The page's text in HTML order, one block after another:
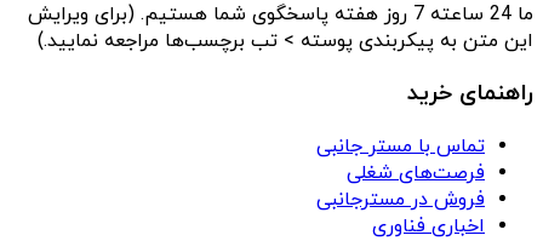
ما 24 ساعته 7 روز هفته پاسخگوی شما هستیم. (برای ویرایش
این متن به پیکربندی پوسته > تب برچسب‌ها مراجعه نمایید.)
راهنمای خرید
تماس با مستر جانبی
فرصت‌های شغلی
فروش در مسترجانبی
اخباری فناوری